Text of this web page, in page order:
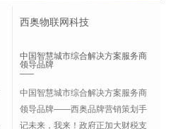
西奥物联网科技
中国智慧城市综合解决方案服务商
领导品牌
中国智慧城市综合解决方案服务商
领导品牌——西奥品牌营销策划手
记未来，我来！政府正加大财税支